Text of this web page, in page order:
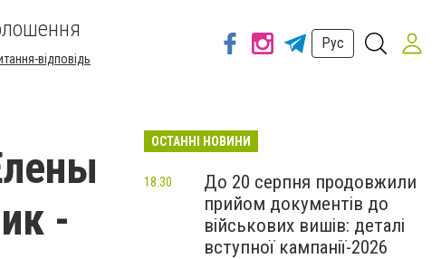
відповідь
Рус
-
ОСТАННІ НОВИНИ
До 20 серпня продовжили
прийом документів до
військових вишів: деталі
вступної кампанії-2026
18:30